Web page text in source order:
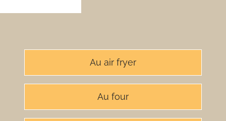
Au air fryer
Au four